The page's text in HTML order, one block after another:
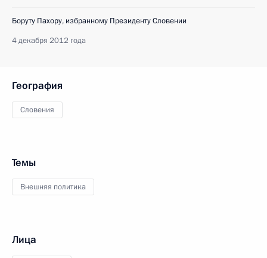
Боруту Пахору, избранному Президенту Словении
4 декабря 2012 года
География
Словения
Темы
Внешняя политика
Лица